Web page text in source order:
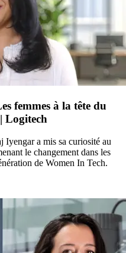
femmes à la tête du
Logitech
a mis sa curiosité au
le changement dans les
de Women In Tech.